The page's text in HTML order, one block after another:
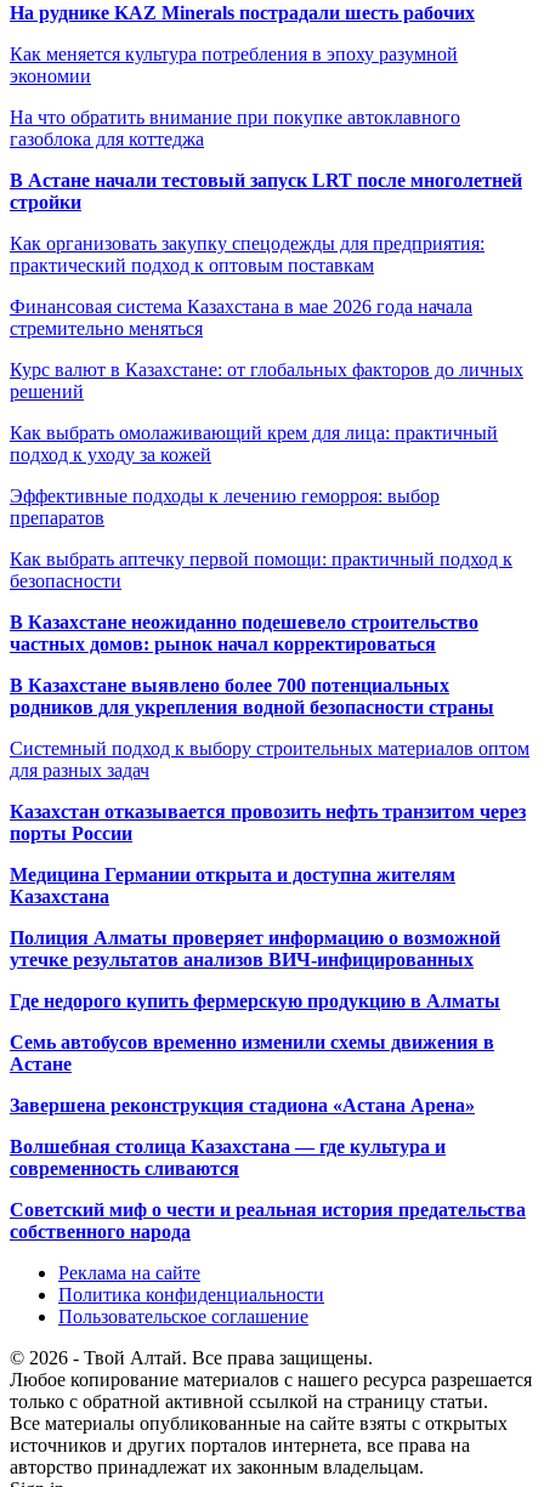
На руднике KAZ Minerals пострадали шесть рабочих
Как меняется культура потребления в эпоху разумной
экономии
На что обратить внимание при покупке автоклавного
газоблока для коттеджа
В Астане начали тестовый запуск LRT после многолетней
стройки
Как организовать закупку спецодежды для предприятия:
практический подход к оптовым поставкам
Финансовая система Казахстана в мае 2026 года начала
стремительно меняться
Курс валют в Казахстане: от глобальных факторов до личных
решений
Как выбрать омолаживающий крем для лица: практичный
подход к уходу за кожей
Эффективные подходы к лечению геморроя: выбор
препаратов
Как выбрать аптечку первой помощи: практичный подход к
безопасности
В Казахстане неожиданно подешевело строительство
частных домов: рынок начал корректироваться
В Казахстане выявлено более 700 потенциальных
родников для укрепления водной безопасности страны
Системный подход к выбору строительных материалов оптом
для разных задач
Казахстан отказывается провозить нефть транзитом через
порты России
Медицина Германии открыта и доступна жителям
Казахстана
Полиция Алматы проверяет информацию о возможной
утечке результатов анализов ВИЧ-инфицированных
Где недорого купить фермерскую продукцию в Алматы
Семь автобусов временно изменили схемы движения в
Астане
Завершена реконструкция стадиона «Астана Арена»
Волшебная столица Казахстана — где культура и
современность сливаются
Советский миф о чести и реальная история предательства
собственного народа
Реклама на сайте
Политика конфиденциальности
Пользовательское соглашение
© 2026 - Твой Алтай. Все права защищены.
Любое копирование материалов с нашего ресурса разрешается
только с обратной активной ссылкой на страницу статьи.
Все материалы опубликованные на сайте взяты с открытых
источников и других порталов интернета, все права на
авторство принадлежат их законным владельцам.